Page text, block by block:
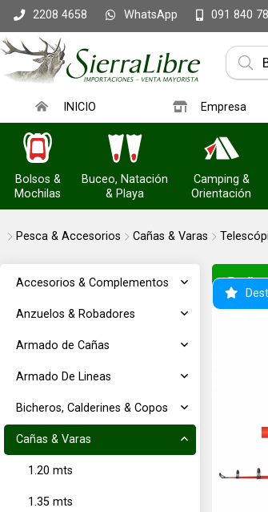
2208 4658 WhatsApp 091 840
INICIO Empresa
Bolsos &
Mochilas
Buceo, Natación
& Playa
Camping &
Orientación
Pesca & Accesorios Cañas & Varas
Accesorios & Complementos
Anzuelos & Robadores
Armado de Cañas
Armado De Lineas
Bicheros, Calderines & Copos
Cañas & Varas
1.20 mts
1.35 mts